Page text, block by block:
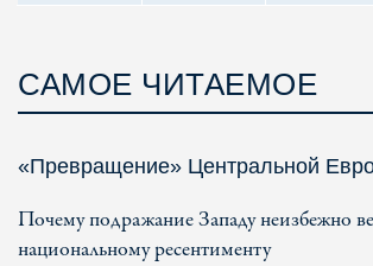
САМОЕ ЧИТАЕМОЕ
«Превращение» Центральной
Почему подражание Западу неизбежно
национальному ресентименту